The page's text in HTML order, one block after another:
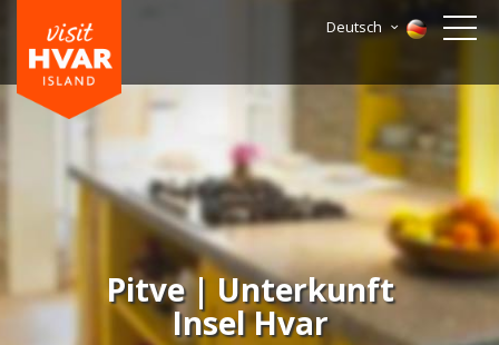
Deutsch
Pitve | Unterkunft
Insel Hvar